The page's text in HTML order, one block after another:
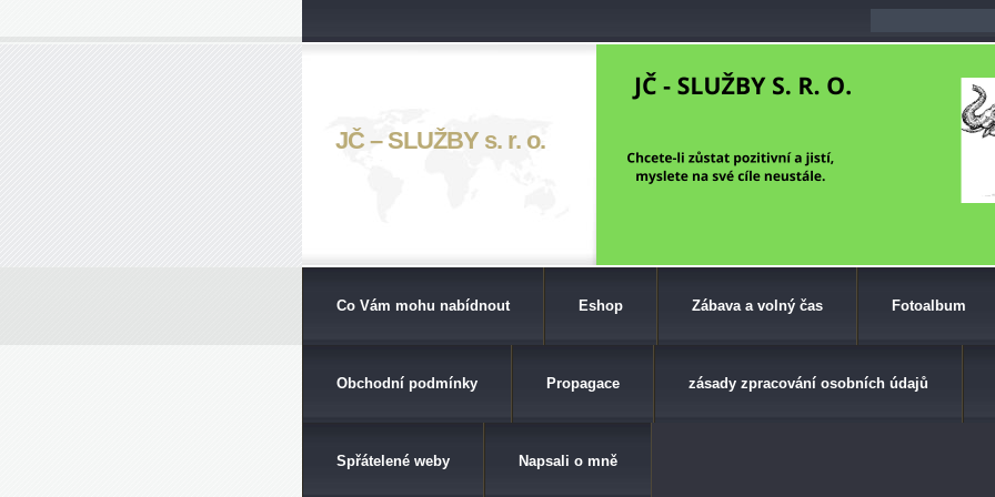
JČ – SLUŽBY s. r. o.
Co Vám mohu nabídnout Eshop Zábava a volný čas Fotoalbum
Obchodní podmínky Propagace zásady zpracování osobních údajů
Spřátelené weby Napsali o mně